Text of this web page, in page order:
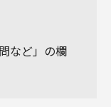
など」の欄